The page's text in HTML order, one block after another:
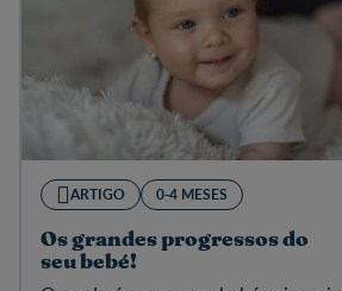
ARTIGO 0-4 MESES
Os grandes progressos do
seu bebé!